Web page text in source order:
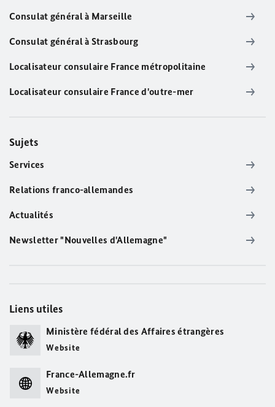
Consulat général à Marseille
Consulat général à Strasbourg
Localisateur consulaire France métropolitaine
Localisateur consulaire France d'outre-mer
Sujets
Services
Relations franco-allemandes
Actualités
Newsletter "Nouvelles d'Allemagne"
Liens utiles
Ministère fédéral des Affaires étrangères
Website
France-Allemagne.fr
Website